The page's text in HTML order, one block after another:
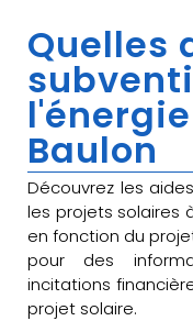
Quelles
Baulon
Découvrez les
les projets solaires
en fonction du
pour des
incitations
projet solaire.